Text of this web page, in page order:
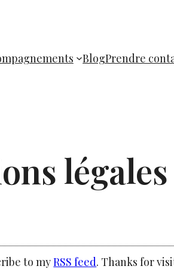
BlogPrendre
légales
to myRSS feed. Thanks for